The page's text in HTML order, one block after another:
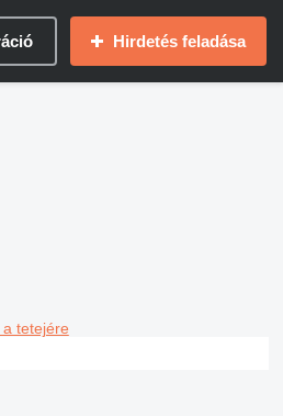
Hirdetés feladása
tetejére